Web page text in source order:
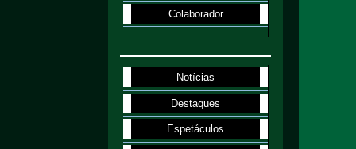
Colaborador
Notícias
Destaques
Espetáculos